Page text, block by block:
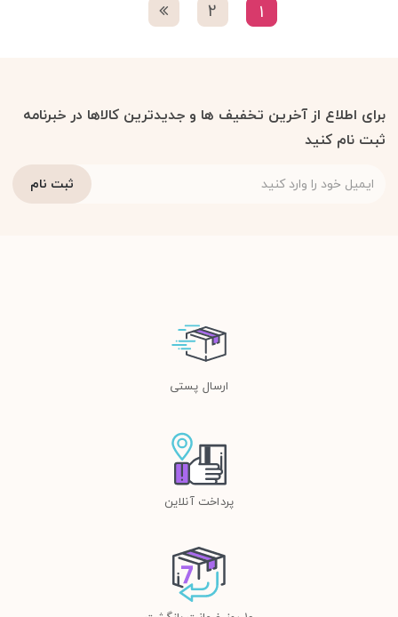
1
2
برای اطلاع از آخرین تخفیف ها و جدیدترین کالاها در خبرنامه
ثبت نام کنید
ارسال پستی
پرداخت آنلاین